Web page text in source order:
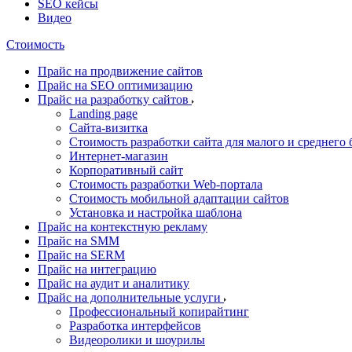
SEO кейсы
Видео
Стоимость
Прайс на продвижение сайтов
Прайс на SEO оптимизацию
Прайс на разработку сайтов
Landing page
Cайта-визитка
Стоимость разработки сайта для малого и среднего
Интернет-магазин
Корпоративный сайт
Стоимость разработки Web-портала
Стоимость мобильной адаптации сайтов
Установка и настройка шаблона
Прайс на контекстную рекламу
Прайс на SMM
Прайс на SERM
Прайс на интеграцию
Прайс на аудит и аналитику
Прайс на дополнительные услуги
Профессиональный копирайтинг
Разработка интерфейсов
Видеоролики и шоурилы